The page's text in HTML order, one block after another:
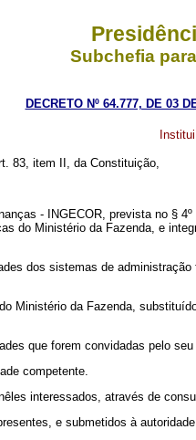
Subchefia
DECRETO Nº 64.777, DE 03
83, item II, da Constituição,
- INGECOR, prevista no § 4º
do Ministério da Fazenda, e
dos sistemas de
da Fazenda,
que forem convidadas pelo
competente.
interessados, através de
e submetidos à